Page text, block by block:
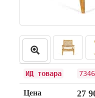
ИД товара
Цена 27